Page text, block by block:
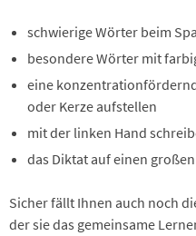
schwierige Wörter beim
besondere Wörter mit
eine
oder Kerze aufstellen
mit der linken Hand
das Diktat auf einen
Sicher fällt Ihnen auch noch
der sie das gemeinsame